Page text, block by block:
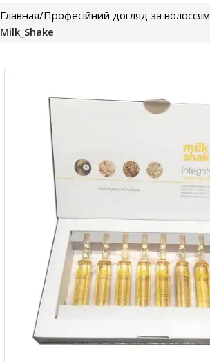
Главная Професійний догляд за волоссям
Milk_Shake